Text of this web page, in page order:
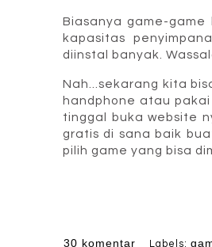
Biasanya game-
kapasitas
diinstal banyak.
Nah...sekarang kita
handphone atau
tinggal buka website
gratis di sana baik
pilih game yang bisa
30 komentar Labels: